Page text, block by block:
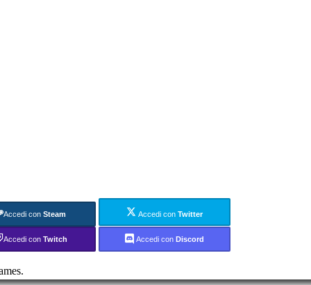
Accedi con Steam Accedi conTwitter
Accedi con Twitch Accedi con Discord